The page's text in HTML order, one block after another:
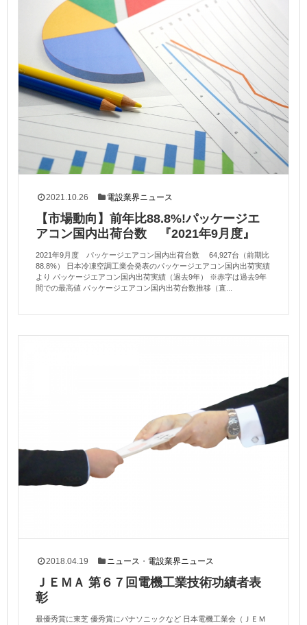
2021.10.26 電設業界ニュース
【市場動向】前年比88.8%!パッケージエ
アコン国内出荷台数 『2021年9月度』
2021年9月度 パッケージエアコン国内出荷台数 64,927台（前期比
88.8%） 日本冷凍空調工業会発表のパッケージエアコン国内出荷実績
より パッケージエアコン国内出荷実績（過去9年） ※赤字は過去9年
間での最高値 パッケージエアコン国内出荷台数推移（直...
2018.04.19 ニュース ・ 電設業界ニュース
ＪＥＭＡ 第６７回電機工業技術功績者表
彰
最優秀賞に東芝 優秀賞にパナソニックなど 日本電機工業会（ＪＥＭ